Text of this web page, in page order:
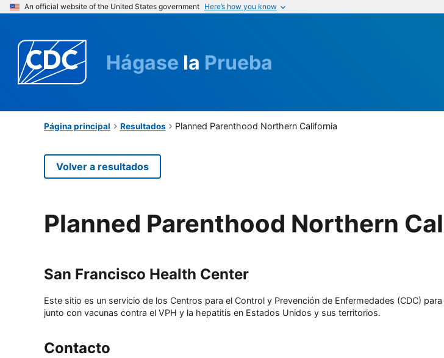
An official website of the United States government Here’s how you know
Hágase la Prueba
Página principal Resultados Planned Parenthood Northern California
Volver a resultados
Planned Parenthood Northern
San Francisco Health Center
Este sitio es un servicio de los Centros para el Control y Prevención de Enfermedades (CDC)
junto con vacunas contra el VPH y la hepatitis en Estados Unidos y sus territorios.
Contacto